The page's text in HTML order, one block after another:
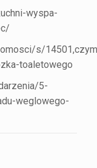
wyspa-
s/
toaletowego
5-
weglowego-